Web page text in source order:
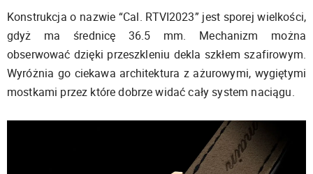
Konstrukcja o nazwie “Cal. RTVI2023” jest sporej wielkości,
gdyż ma średnicę 36.5 mm. Mechanizm można
obserwować dzięki przeszkleniu dekla szkłem szafirowym.
Wyróżnia go ciekawa architektura z ażurowymi, wygiętymi
mostkami przez które dobrze widać cały system naciągu.